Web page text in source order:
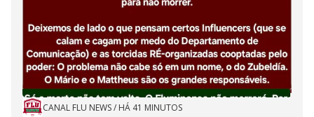
CANAL FLU NEWS/ HÁ 41 MINUTOS